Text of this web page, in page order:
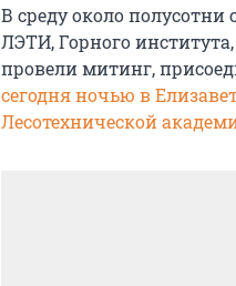
В среду около полусотни
ЛЭТИ, Горного
провели митинг,
сегодня ночью в
Лесотехнической